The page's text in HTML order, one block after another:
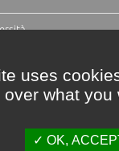
uses
over what you
OK,